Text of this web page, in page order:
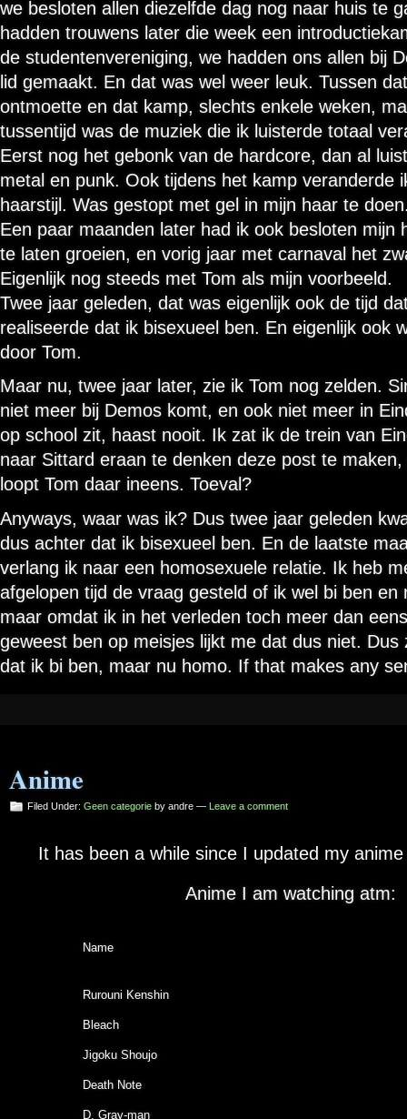
we besloten allen diezelfde dag nog naar huis te
hadden trouwens later die week een
de studentenvereniging, we hadden ons allen bij
lid gemaakt. En dat was wel weer leuk. Tussen
ontmoette en dat kamp, slechts enkele weken,
tussentijd was de muziek die ik luisterde totaal
Eerst nog het gebonk van de hardcore, dan al
metal en punk. Ook tijdens het kamp veranderde
haarstijl. Was gestopt met gel in mijn haar te
Een paar maanden later had ik ook besloten mijn
te laten groeien, en vorig jaar met carnaval het
Eigenlijk nog steeds met Tom als mijn voorbeeld.
Twee jaar geleden, dat was eigenlijk ook de tijd
realiseerde dat ik bisexueel ben. En eigenlijk ook
door Tom.
Maar nu, twee jaar later, zie ik Tom nog zelden.
niet meer bij Demos komt, en ook niet meer in
op school zit, haast nooit. Ik zat ik de trein van
naar Sittard eraan te denken deze post te maken,
loopt Tom daar ineens. Toeval?
Anyways, waar was ik? Dus twee jaar geleden
dus achter dat ik bisexueel ben. En de laatste
verlang ik naar een homosexuele relatie. Ik heb
afgelopen tijd de vraag gesteld of ik wel bi ben en
maar omdat ik in het verleden toch meer dan
geweest ben op meisjes lijkt me dat dus niet. Dus
dat ik bi ben, maar nu homo. If that makes any
Anime
Filed Under: Geen categorie by andre — Leave a comment
It has been a while since I updated my
Anime I am watching atm:
Name
Rurouni Kenshin
Bleach
Jigoku Shoujo
Death Note
D. Gray-man